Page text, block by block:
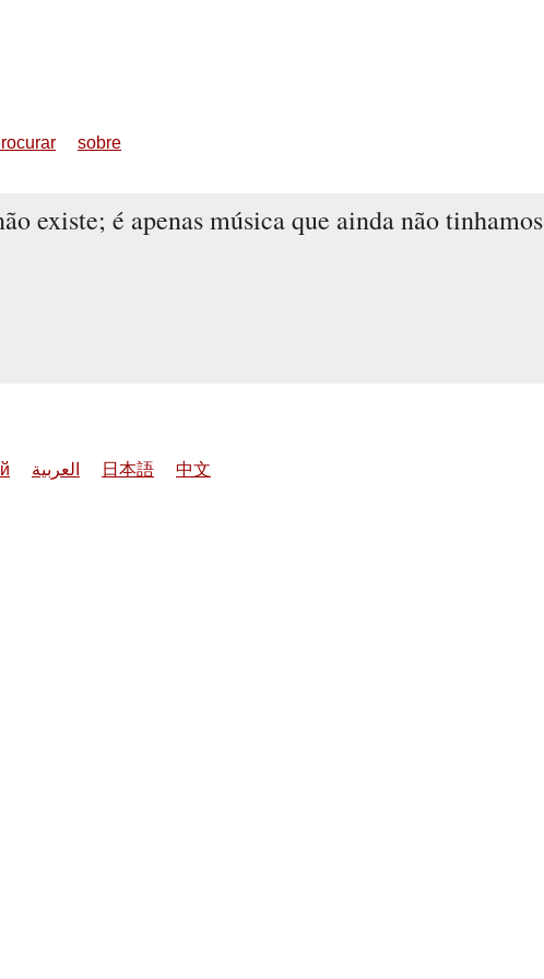
sobre
existe; é apenas música que ainda não tinhamos
العربية 日本語 中文